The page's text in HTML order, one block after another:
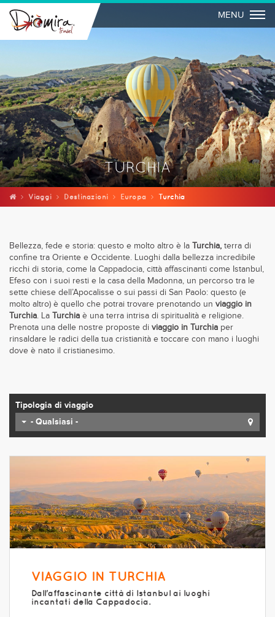
MENU
TURCHIA
Viaggi Destinazioni Europa Turchia
Bellezza, fede e storia: questo e molto altro è la Turchia, terra di
confine tra Oriente e Occidente. Luoghi dalla bellezza incredibile
ricchi di storia, come la Cappadocia, città affascinanti come Istanbul,
Efeso con i suoi resti e la casa della Madonna, un percorso tra le
sette chiese dell’Apocalisse o sui passi di San Paolo: questo (e
molto altro) è quello che potrai trovare prenotando un viaggio in
Turchia. La Turchia è una terra intrisa di spiritualità e religione.
Prenota una delle nostre proposte di viaggio in Turchia per
rinsaldare le radici della tua cristianità e toccare con mano i luoghi
dove è nato il cristianesimo.
Tipologia di viaggio
- Qualsiasi -
VIAGGIO IN TURCHIA
Dall'affascinante città di Istanbul ai luoghi
incantati della Cappadocia.